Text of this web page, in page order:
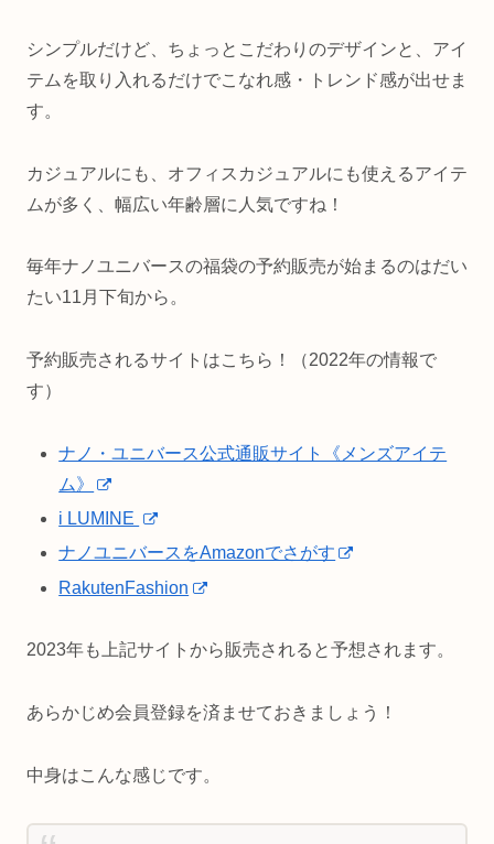
シンプルだけど、ちょっとこだわりのデザインと、アイ
テムを取り入れるだけでこなれ感・トレンド感が出せま
す。
カジュアルにも、オフィスカジュアルにも使えるアイテ
ムが多く、幅広い年齢層に人気ですね！
毎年ナノユニバースの福袋の予約販売が始まるのはだい
たい11月下旬から。
予約販売されるサイトはこちら！（2022年の情報で
す）
ナノ・ユニバース公式通販サイト《メンズアイテ
ム》
i LUMINE
ナノユニバースをAmazonでさがす
RakutenFashion
2023年も上記サイトから販売されると予想されます。
あらかじめ会員登録を済ませておきましょう！
中身はこんな感じです。